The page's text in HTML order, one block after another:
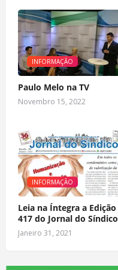
INFORMAÇÃO
Paulo Melo na TV
Novembro 15, 2022
INFORMAÇÃO
Leia na Íntegra a Edição
417 do Jornal do Síndico
Janeiro 31, 2021